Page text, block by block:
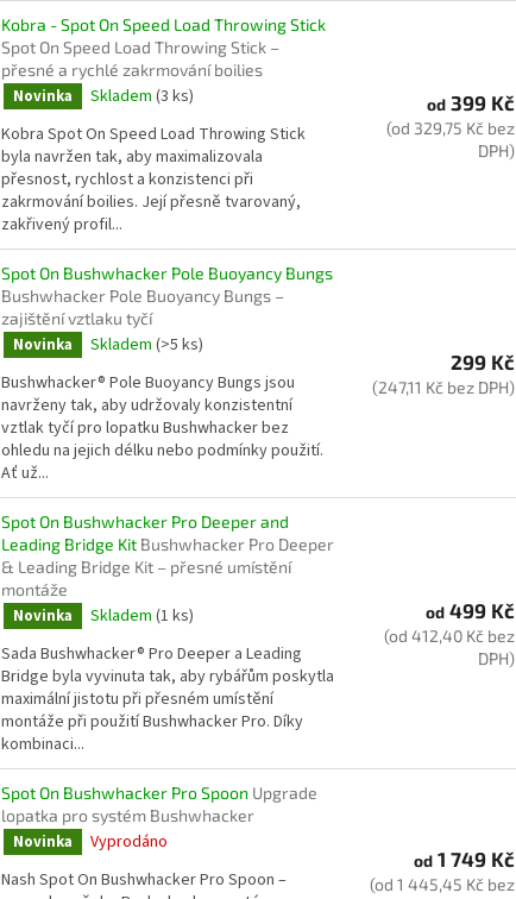
Kobra - Spot On Speed Load Throwing Stick
Spot On Speed Load Throwing Stick –
přesné a rychlé zakrmování boilies
Novinka Skladem (3 ks)
Kobra Spot On Speed Load Throwing Stick
byla navržen tak, aby maximalizovala
přesnost, rychlost a konzistenci při
zakrmování boilies. Její přesně tvarovaný,
zakřivený profil...
od 399 Kč
(od 329,75 Kč bez
DPH)
Spot On Bushwhacker Pole Buoyancy Bungs
Bushwhacker Pole Buoyancy Bungs –
zajištění vztlaku tyčí
Novinka Skladem (>5 ks)
Bushwhacker® Pole Buoyancy Bungs jsou
navrženy tak, aby udržovaly konzistentní
vztlak tyčí pro lopatku Bushwhacker bez
ohledu na jejich délku nebo podmínky použití.
Ať už...
299 Kč
(247,11 Kč bez DPH)
Spot On Bushwhacker Pro Deeper and
Leading Bridge Kit Bushwhacker Pro Deeper
& Leading Bridge Kit – přesné umístění
montáže
Novinka Skladem (1 ks)
Sada Bushwhacker® Pro Deeper a Leading
Bridge byla vyvinuta tak, aby rybářům poskytla
maximální jistotu při přesném umístění
montáže při použití Bushwhacker Pro. Díky
kombinaci...
od 499 Kč
(od 412,40 Kč bez
DPH)
Spot On Bushwhacker Pro Spoon Upgrade
lopatka pro systém Bushwhacker
Novinka
Vyprodáno
Nash Spot On Bushwhacker Pro Spoon –
od 1 749 Kč
(od 1 445,45 Kč bez